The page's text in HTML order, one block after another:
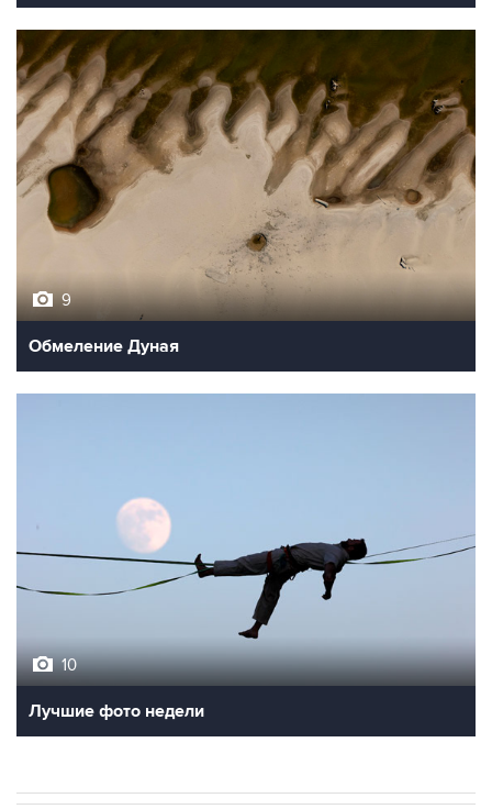
9
Обмеление Дуная
10
Лучшие фото недели